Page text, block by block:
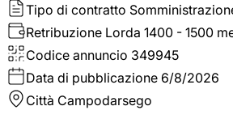
Tipo di contratto
Retribuzione Lorda 1400 - 1500
Codice annuncio 349945
Data di pubblicazione 6/8/2026
Città Campodarsego